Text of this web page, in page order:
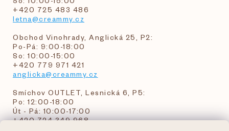
+420 725 483 486
letna@creammy.cz
Obchod Vinohrady, Anglická 25, P2:
Po-Pá: 9:00-18:00
So: 10:00-15:00
+420 779 971 421
anglicka@creammy.cz
Smíchov OUTLET, Lesnická 6, P5:
Po: 12:00-18:00
Út - Pá: 10:00-17:00
+420 724 349 968